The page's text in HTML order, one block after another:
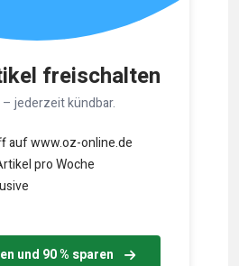
freischalten
jederzeit kündbar.
auf www.oz-online.de
pro Woche
und 90 % sparen